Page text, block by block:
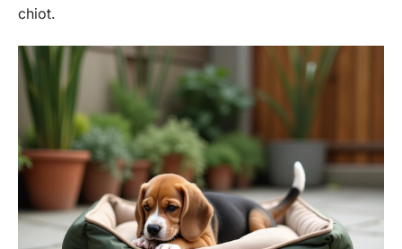
chiot.